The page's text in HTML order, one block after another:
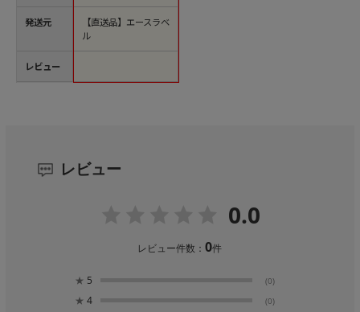
発送元
レビュー
【直送品】エースラベ
ル
レビュー
0.0
レビュー件数：0件
★ 5 (0)
★ 4 (0)